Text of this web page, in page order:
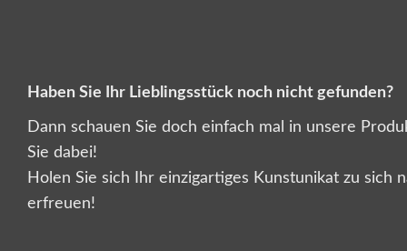
Haben Sie Ihr Lieblingsstück noch nicht gefunden?
Dann schauen Sie doch einfach mal in unsere
Sie dabei!
Holen Sie sich Ihr einzigartiges Kunstunikat zu sich
erfreuen!